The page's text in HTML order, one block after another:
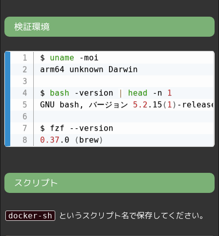
検証環境
$ uname -moi
arm64 unknown Darwin
$ bash -version head -n
1
GNU bash, バージョン 5.2 .15 ( 1 ) -
0.37 .0 ( brew)
スクリプト
docker-sh というスクリプト名で保存してください。